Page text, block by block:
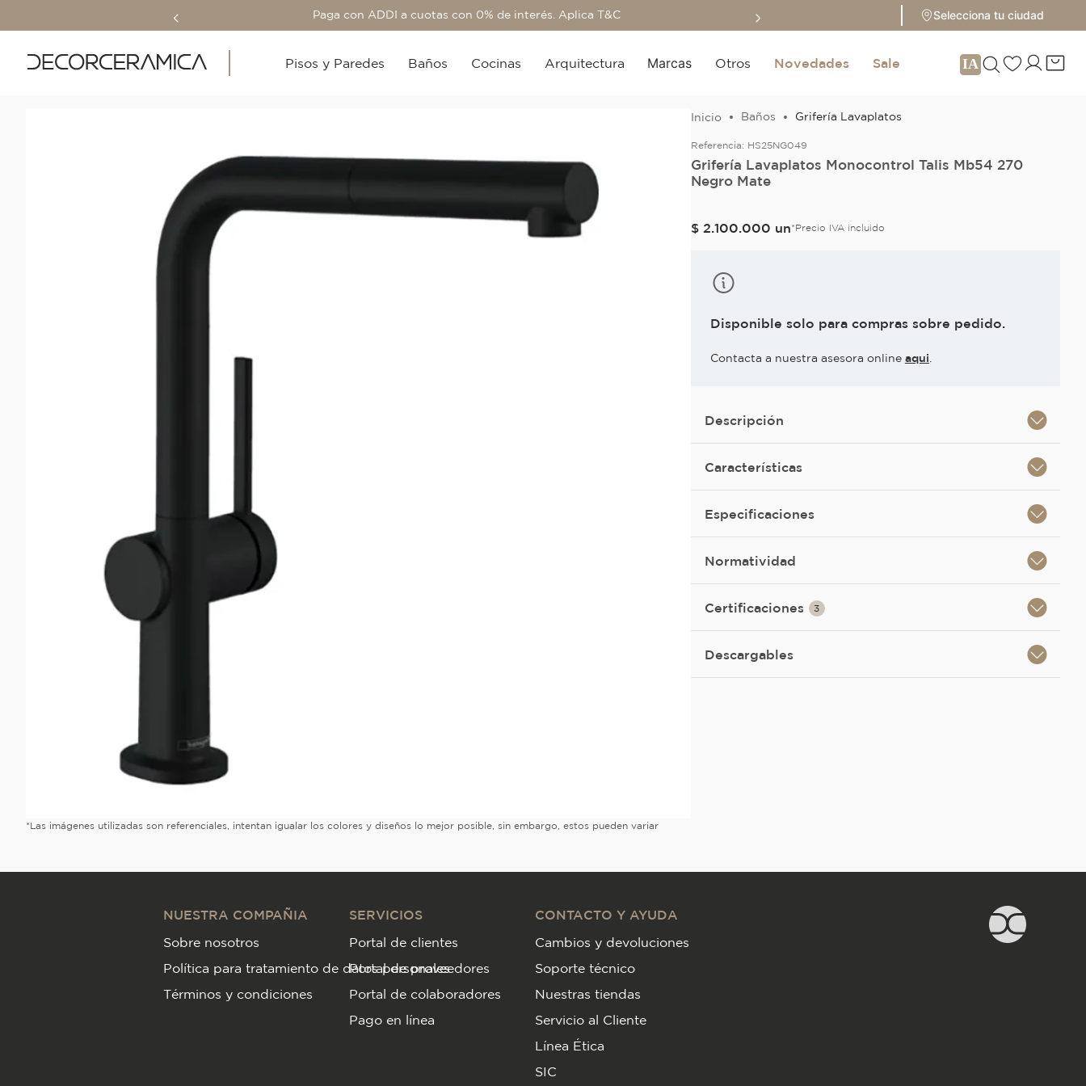
Paga con ADDI a cuotas con 0% de interés. Aplica T&C Sale hasta 70%
Selecciona tu ciudad
Pisos y Paredes Baños Cocinas Arquitectura Marcas Otros Novedades Sale
*Las imágenes utilizadas son referenciales, intentan igualar los colores y diseños lo mejor posible, sin embargo, estos pueden variar
Baños Grifería Lavaplatos
Referencia: HS25NG049
Grifería Lavaplatos Monocontrol Talis Mb54 270
Negro Mate
$ 2.100.000 un*Precio IVA incluido
Disponible solo para compras sobre pedido.
Contacta a nuestra asesora online aqui
Descripción
Características
Especificaciones
Normatividad
Certificaciones 3
Descargables
NUESTRA COMPAÑIA
Sobre nosotros
Política para tratamiento de datos personales
Términos y condiciones
SERVICIOS
Portal de clientes
Portal de proveedores
Portal de colaboradores
Pago en línea
CONTACTO Y AYUDA
Cambios y devoluciones
Soporte técnico
Nuestras tiendas
Servicio al Cliente
Línea Ética
SIC